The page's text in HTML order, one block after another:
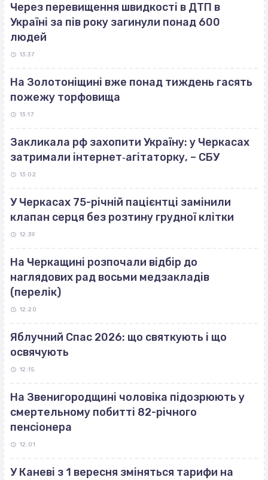
Через перевищення швидкості в ДТП в
Україні за пів року загинули понад 600
людей
13:37
На Золотоніщині вже понад тиждень гасять
пожежу торфовища
13:17
Закликала рф захопити Україну: у Черкасах
затримали інтернет‐агітаторку, – СБУ
13:02
У Черкасах 75-річній пацієнтці замінили
клапан серця без розтину грудної клітки
12:39
На Черкащині розпочали відбір до
наглядових рад восьми медзакладів
(перелік)
12:20
Яблучний Спас 2026: що святкують і що
освячують
12:15
На Звенигородщині чоловіка підозрюють у
смертельному побитті 82-річного
пенсіонера
12:01
У Каневі з 1 вересня зміняться тарифи на